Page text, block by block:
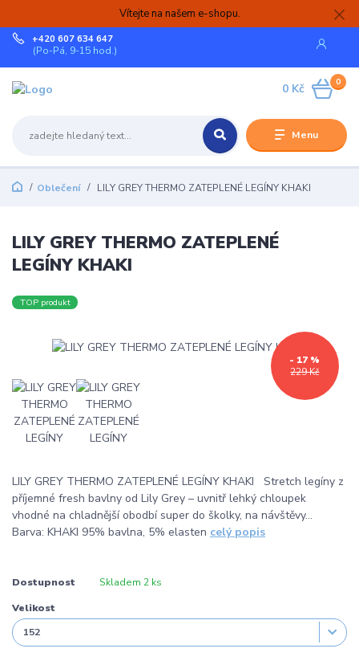
Vítejte na našem e-shopu.
Menu
+420 607 634 647
(Po-Pá, 9-15 hod.)
0
0 Kč
Oblečení LILY GREY THERMO ZATEPLENÉ LEGÍNY KHAKI
LILY GREY THERMO ZATEPLENÉ
LEGÍNY KHAKI
TOP produkt
229 Kč
- 17 %
LILY GREY THERMO ZATEPLENÉ LEGÍNY KHAKI Stretch legíny z
příjemné fresh bavlny od Lily Grey – uvnitř lehký chloupek
vhodné na chladnější obodbí super do školky, na návštěvy…
Barva: KHAKI 95% bavlna, 5% elasten celý popis
Dostupnost Skladem 2 ks
Velikost